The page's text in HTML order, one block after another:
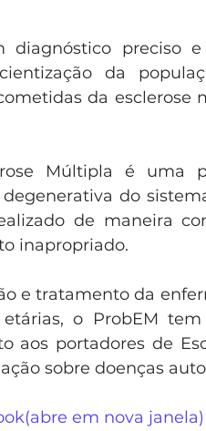
preciso
da
da esclerose
Múltipla é uma
do
de maneira
inapropriado.
e tratamento da
o ProbEM
aos portadores de
sobre doenças
em nova janela)